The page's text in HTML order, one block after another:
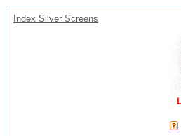
Index Silver Screens